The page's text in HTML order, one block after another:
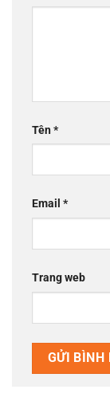
Tên*
Email *
Trang web